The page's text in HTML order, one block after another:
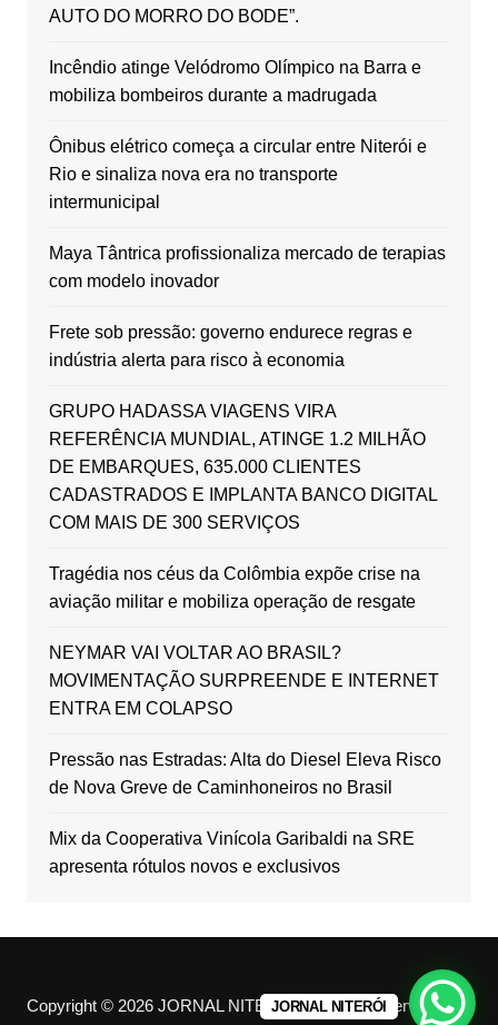
AUTO DO MORRO DO BODE”.
Incêndio atinge Velódromo Olímpico na Barra e
mobiliza bombeiros durante a madrugada
Ônibus elétrico começa a circular entre Niterói e
Rio e sinaliza nova era no transporte
intermunicipal
Maya Tântrica profissionaliza mercado de terapias
com modelo inovador
Frete sob pressão: governo endurece regras e
indústria alerta para risco à economia
GRUPO HADASSA VIAGENS VIRA
REFERÊNCIA MUNDIAL, ATINGE 1.2 MILHÃO
DE EMBARQUES, 635.000 CLIENTES
CADASTRADOS E IMPLANTA BANCO DIGITAL
COM MAIS DE 300 SERVIÇOS
Tragédia nos céus da Colômbia expõe crise na
aviação militar e mobiliza operação de resgate
NEYMAR VAI VOLTAR AO BRASIL?
MOVIMENTAÇÃO SURPREENDE E INTERNET
ENTRA EM COLAPSO
Pressão nas Estradas: Alta do Diesel Eleva Risco
de Nova Greve de Caminhoneiros no Brasil
Mix da Cooperativa Vinícola Garibaldi na SRE
apresenta rótulos novos e exclusivos
Copyright © 2026 JORNAL NITERÓI. All rights reserved.
JORNAL NITERÓI